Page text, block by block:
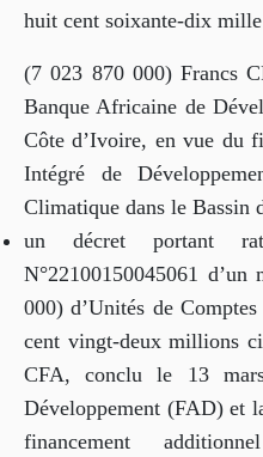
huit cent soixante-dix mille
(7 023 870 000) Francs
Banque Africaine de
Côte d’Ivoire, en vue du
Intégré de
Climatique dans le
un décret portant
N°22100150045061
000) d’Unités de
cent vingt-deux millions
CFA, conclu le 13
Développement (FAD) et
financement